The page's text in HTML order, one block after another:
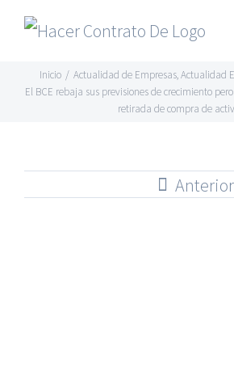
Skip
content
Inicio / Actualidad de Empresas,Actualidad
El BCE rebaja sus previsiones de crecimiento
retirada de compra de
Anterior